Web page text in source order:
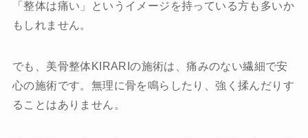
「整体は痛い」というイメージを持っている方も多いか
もしれません。
でも、美骨整体KIRARIの施術は、痛みのない繊細で安
心の施術です。無理に骨を鳴らしたり、強く揉んだりす
ることはありません。